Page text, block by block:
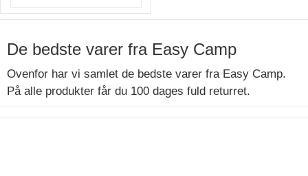
De bedste varer fra Easy Camp
Ovenfor har vi samlet de bedste varer fra Easy Camp.
På alle produkter får du 100 dages fuld returret.